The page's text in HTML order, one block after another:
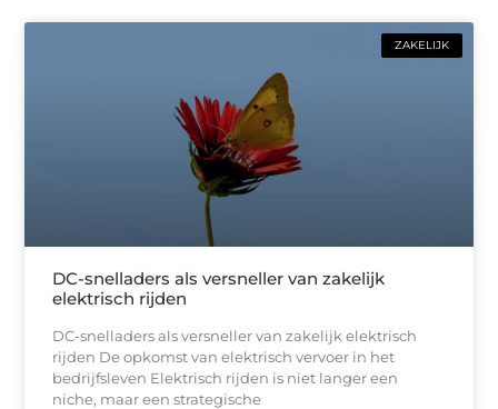
ZAKELIJK
DC-snelladers als versneller van zakelijk
elektrisch rijden
DC-snelladers als versneller van zakelijk elektrisch
rijden De opkomst van elektrisch vervoer in het
bedrijfsleven Elektrisch rijden is niet langer een
niche, maar een strategische